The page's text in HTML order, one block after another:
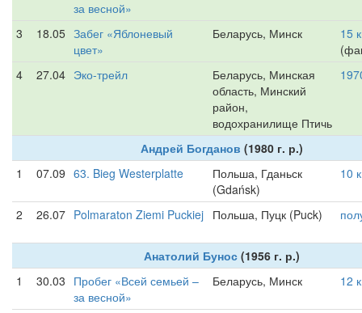
за весной»
3
18.05 Забег «Яблоневый
цвет»
Беларусь, Минск
15
4
27.04 Эко-трейл
Беларусь, Минская
область, Минский
район,
водохранилище Птичь
Андрей Богданов (1980 г. р.)
1
07.09 63. Bieg Westerplatte
Польша, Гданьск
(Gdańsk)
10
2 26.07 Polmaraton Ziemi Puckiej Польша, Пуцк (Puck)
Анатолий Бунос (1956 г. р.)
1
30.03 Пробег «Всей семьей –
за весной»
Беларусь, Минск 12